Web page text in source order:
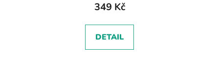
349 Kč
DETAIL